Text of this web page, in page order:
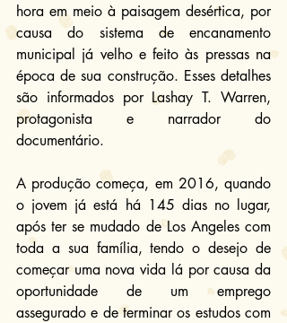
hora em meio à paisagem desértica, por
causa do sistema de encanamento
municipal já velho e feito às pressas na
época de sua construção. Esses detalhes
são informados por Lashay T. Warren,
protagonista e narrador do
documentário.
A produção começa, em 2016, quando
o jovem já está há 145 dias no lugar,
após ter se mudado de Los Angeles com
toda a sua família, tendo o desejo de
começar uma nova vida lá por causa da
oportunidade de um emprego
assegurado e de terminar os estudos com